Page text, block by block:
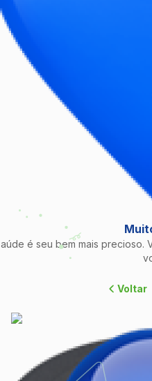
é seu bem mais precioso.
Voltar